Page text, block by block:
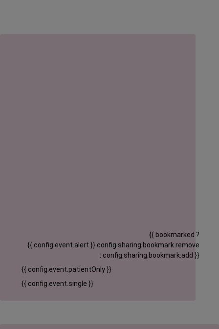
{{ config.event.alert }}
{{ bookmarked ?
config.sharing.bookmark.remove
: config.sharing.bookmark.add }}
{{ config.event.patientOnly }}
{{ config.event.single }}